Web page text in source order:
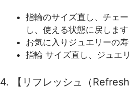
指輪のサイズ直し、チェ
し、使える状態に戻します
お気に入りジュエリーの
指輪 サイズ直し、ジュエ
4. 【リフレッシュ（